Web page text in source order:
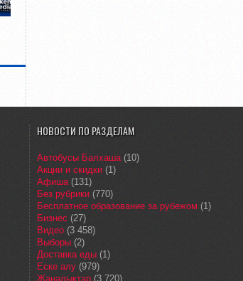
НОВОСТИ ПО РАЗДЕЛАМ
Автобусы Балхаша(10)
Акции и скидки (1)
Афиша(131)
Без рубрики (770)
Бесплатное образование за рубежом (1)
Бизнес (27)
Видео (3 458)
Выборы (2)
Доставка еды (1)
Еске алу (979)
Жаңалықтар (3 720)